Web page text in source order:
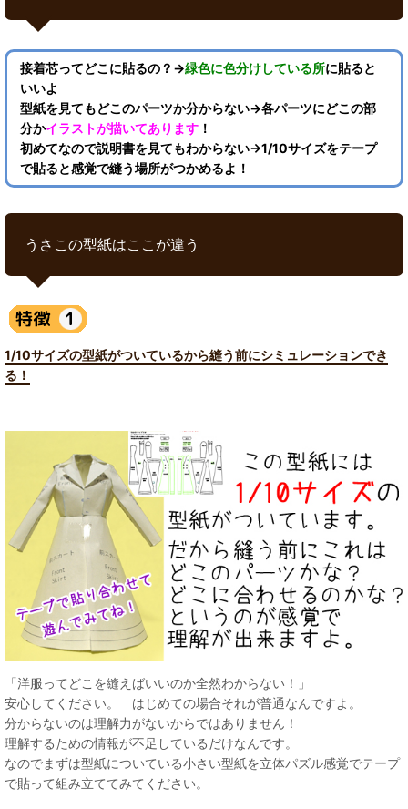
接着芯ってどこに貼るの？→緑色に色分けしている所に貼ると
いいよ
型紙を見てもどこのパーツか分からない→各パーツにどこの部
分かイラストが描いてあります ！
初めてなので説明書を見てもわからない→1/10サイズをテープ
で貼ると感覚で縫う場所がつかめるよ！
うさこの型紙はここが違う
1/10サイズの型紙がついているから縫う前にシミュレーションでき
る！
「洋服ってどこを縫えばいいのか全然わからない！」
安心してください。 はじめての場合それが普通なんですよ。
分からないのは理解力がないからではありません！
理解するための情報が不足しているだけなんです。
なのでまずは型紙についている小さい型紙を立体パズル感覚でテープ
で貼って組み立ててみてください。